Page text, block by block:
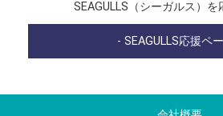
SEAGULLS（シーガルス）を
- SEAGULLS応援ペ